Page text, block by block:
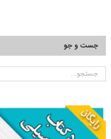
جست و جو
جستجو